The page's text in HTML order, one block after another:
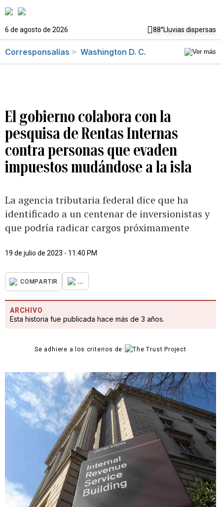
6 de agosto de 2026 88°Lluvias dispersas
Corresponsalías Washington D. C.
El gobierno colabora con la
pesquisa de Rentas Internas
contra personas que evaden
impuestos mudándose a la isla
La agencia tributaria federal dice que ha
identificado a un centenar de inversionistas y
que podría radicar cargos próximamente
19 de julio de 2023 - 11:40 PM
COMPARTIR ...
ARCHIVO
Esta historia fue publicada hace más de 3 años.
Se adhiere a los criterios de